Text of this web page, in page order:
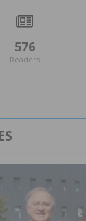
576
Readers